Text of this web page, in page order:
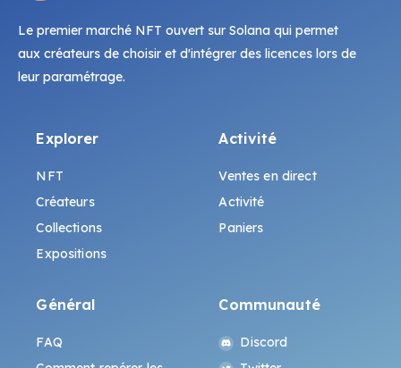
Le premier marché NFT ouvert sur Solana qui permet
aux créateurs de choisir et d'intégrer des licences lors de
leur paramétrage.
Explorer
NFT
Créateurs
Collections
Expositions
Activité
Ventes en direct
Activité
Paniers
Général
FAQ
Communauté
Discord